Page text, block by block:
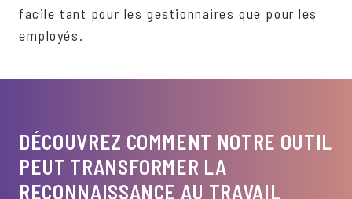
facile tant pour les gestionnaires que pour les
employés.
DÉCOUVREZ COMMENT NOTRE OUTIL
PEUT TRANSFORMER LA
RECONNAISSANCE AU TRAVAIL